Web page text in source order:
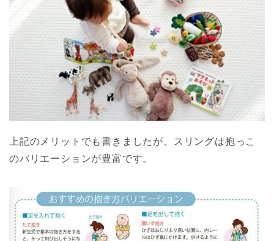
上記のメリットでも書きましたが、スリングは抱っこ
のバリエーションが豊富です。